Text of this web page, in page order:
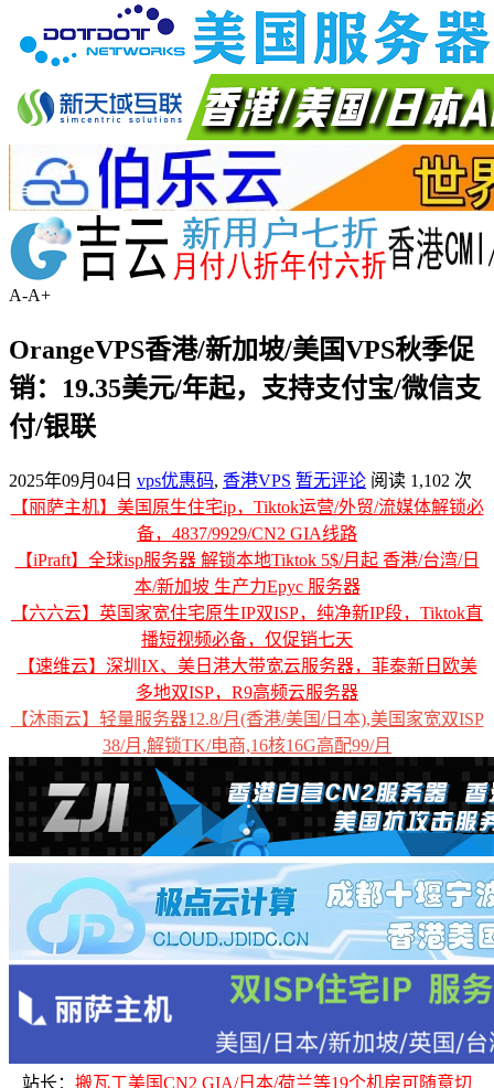
A-A+
OrangeVPS香港/新加坡/美国VPS秋季促
销：19.35美元/年起，支持支付宝/微信支
付/银联
2025年09月04日 vps优惠码, 香港VPS 暂无评论 阅读 1,102 次
【丽萨主机】美国原生住宅ip，Tiktok运营/外贸/流媒体解锁必
备，4837/9929/CN2 GIA线路
【iPraft】全球isp服务器 解锁本地Tiktok 5$/月起 香港/台湾/日
本/新加坡 生产力Epyc 服务器
【六六云】英国家宽住宅原生IP双ISP，纯净新IP段，Tiktok直
播短视频必备，仅促销七天
【速维云】深圳IX、美日港大带宽云服务器，菲泰新日欧美
多地双ISP，R9高频云服务器
【沐雨云】轻量服务器12.8/月(香港/美国/日本),美国家宽双ISP
38/月,解锁TK/电商,16核16G高配99/月
站长： 搬瓦工美国CN2 GIA/日本/荷兰等19个机房可随意切